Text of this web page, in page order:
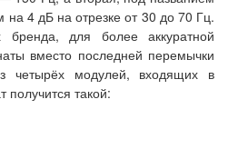
4 дБ на отрезке от 30 до 70 Гц.
для более аккуратной
вместо последней перемычки
четырёх модулей, входящих в
получится такой: